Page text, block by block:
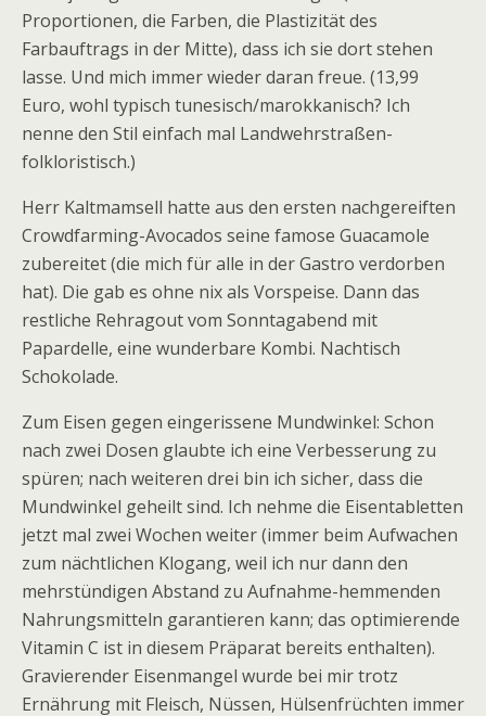
Proportionen, die Farben, die Plastizität des
Farbauftrags in der Mitte), dass ich sie dort stehen
lasse. Und mich immer wieder daran freue. (13,99
Euro, wohl typisch tunesisch/marokkanisch? Ich
nenne den Stil einfach mal Landwehrstraßen-
folkloristisch.)
Herr Kaltmamsell hatte aus den ersten nachgereiften
Crowdfarming-Avocados seine famose Guacamole
zubereitet (die mich für alle in der Gastro verdorben
hat). Die gab es ohne nix als Vorspeise. Dann das
restliche Rehragout vom Sonntagabend mit
Papardelle, eine wunderbare Kombi. Nachtisch
Schokolade.
Zum Eisen gegen eingerissene Mundwinkel: Schon
nach zwei Dosen glaubte ich eine Verbesserung zu
spüren; nach weiteren drei bin ich sicher, dass die
Mundwinkel geheilt sind. Ich nehme die Eisentabletten
jetzt mal zwei Wochen weiter (immer beim Aufwachen
zum nächtlichen Klogang, weil ich nur dann den
mehrstündigen Abstand zu Aufnahme-hemmenden
Nahrungsmitteln garantieren kann; das optimierende
Vitamin C ist in diesem Präparat bereits enthalten).
Gravierender Eisenmangel wurde bei mir trotz
Ernährung mit Fleisch, Nüssen, Hülsenfrüchten immer